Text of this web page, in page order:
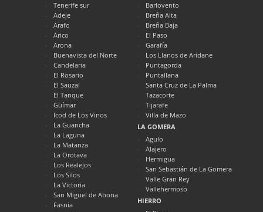
Tenerife sur
Adeje
Arafo
Arico
Arona
Buenavista del Norte
Candelaria
El Rosario
El Sauzal
El Tanque
Güímar
Icod de Los Vinos
La Guancha
La Laguna
La Matanza
La Orotava
Los Realejos
Los Silos
La Victoria
San Miguel de Abona
Fasnia
Barlovento
Breña Alta
Breña Baja
El Paso
Garafía
Los Llanos de Aridane
Puntagorda
Puntallana
Santa Cruz de La Palma
Tazacorte
Tijarafe
Villa de Mazo
LA GOMERA
Agulo
Alajero
Hermigua
San Sebastián de La Gomera
Valle Gran Rey
Vallehermoso
HIERRO